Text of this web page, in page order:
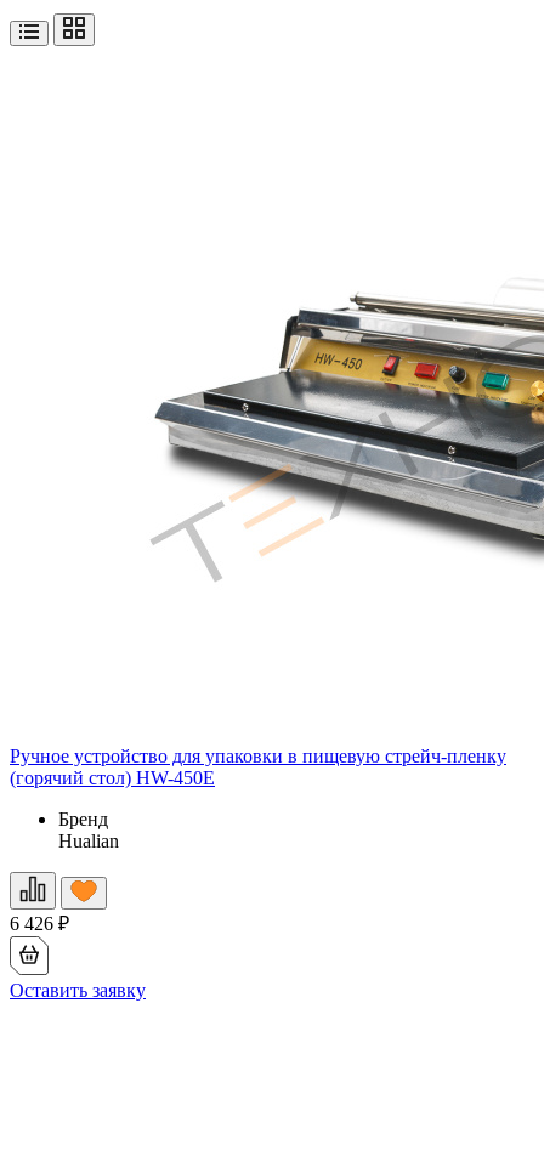
Ручное устройство для упаковки в пищевую стрейч-пленку
(горячий стол) HW-450E
Бренд
Hualian
6 426 ₽
Оставить заявку